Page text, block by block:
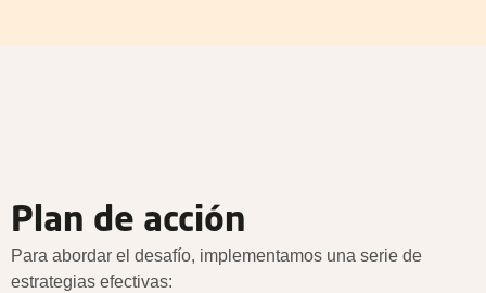
Plan de acción
Para abordar el desafío, implementamos una serie de
estrategias efectivas: